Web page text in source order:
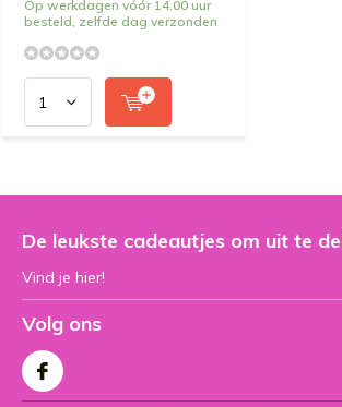
Op werkdagen vóór 14.00 uur
besteld, zelfde dag verzonden
De leukste cadeautjes om uit te
Vind je hier!
Volg ons